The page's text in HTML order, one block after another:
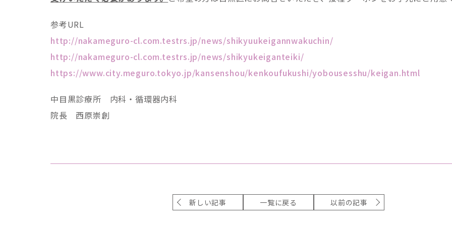
参考URL
http://nakameguro-cl.com.testrs.jp/news/shikyuukeigannwakuchin/
http://nakameguro-cl.com.testrs.jp/news/shikyukeiganteiki/
https://www.city.meguro.tokyo.jp/kansenshou/kenkoufukushi/yobousesshu/keigan.html
中目黒診療所 内科・循環器内科
院長 西原崇創
新しい記事 一覧に戻る 以前の記事